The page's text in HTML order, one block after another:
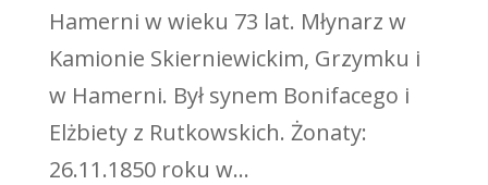
Hamerni w wieku 73 lat. Młynarz w
Kamionie Skierniewickim, Grzymku i
w Hamerni. Był synem Bonifacego i
Elżbiety z Rutkowskich. Żonaty:
26.11.1850 roku w...